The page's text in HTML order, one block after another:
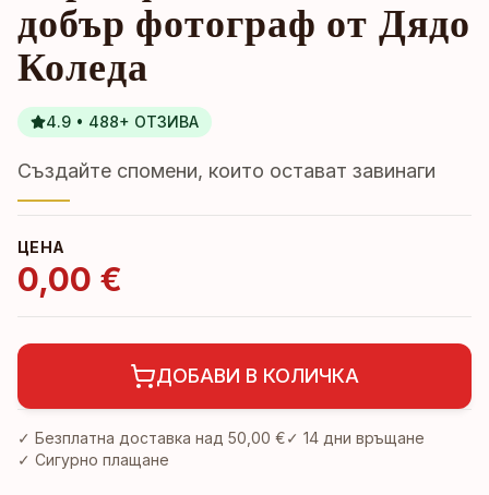
добър фотограф от Дядо
Коледа
4.9 • 488+ ОТЗИВА
Създайте спомени, които остават завинаги
ЦЕНА
0,00 €
ДОБАВИ В КОЛИЧКА
✓ Безплатна доставка над 50,00 €✓ 14 дни връщане
✓ Сигурно плащане